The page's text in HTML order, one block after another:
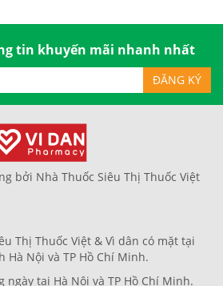
tin khuyến mãi nhanh nhất
bởi Nhà Thuốc Siêu Thị Thuốc Việt
Thị Thuốc Việt & Vì dân có mặt tại
Nội và TP Hồ Chí Minh.
tại Hà Nội và TP Hồ Chí Minh.